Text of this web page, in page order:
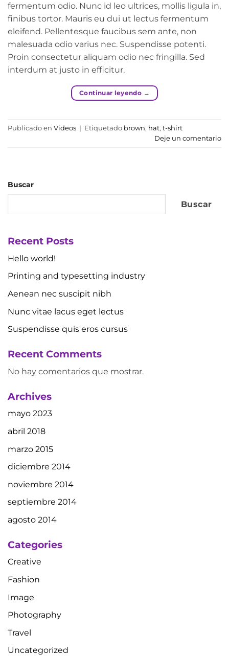
fermentum odio. Nunc id leo ultrices, mollis ligula in,
finibus tortor. Mauris eu dui ut lectus fermentum
eleifend. Pellentesque faucibus sem ante, non
malesuada odio varius nec. Suspendisse potenti.
Proin consectetur aliquam odio nec fringilla. Sed
interdum at justo in efficitur.
Continuar leyendo →
Publicado en Videos | Etiquetado brown, hat, t-shirt
Deje un comentario
Buscar
Buscar
Recent Posts
Hello world!
Printing and typesetting industry
Aenean nec suscipit nibh
Nunc vitae lacus eget lectus
Suspendisse quis eros cursus
Recent Comments
No hay comentarios que mostrar.
Archives
mayo 2023
abril 2018
marzo 2015
diciembre 2014
noviembre 2014
septiembre 2014
agosto 2014
Categories
Creative
Fashion
Image
Photography
Travel
Uncategorized